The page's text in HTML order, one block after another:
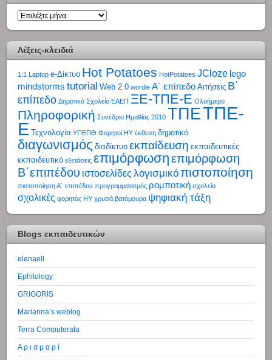
ΑΡΧΕΙΟ
Λέξεις-κλειδιά
1:1 Laptop e-Δίκτυο Hot Potatoes HotPotatoes JCloze lego
mindstorms tutorial Web 2.0 wordle Α΄ επίπεδο Αιτήσεις Β΄
επίπεδο Δημοτικό Σχολείο ΕΑΕΠ ΞΕ-ΤΠΕ-Ε Ολοήμερο
Πληροφορική Συνέδριο Ημαθίας 2010 ΤΠΕΤΠΕ-
Ε Τεχνολογία ΥΠΕΠΘ Φορητοί ΗΥ έκθεση δημοτικό
διαγωνισμός διαδίκτυο εκπαίδευση εκπαιδευτικές
εκπαιδευτικό εξετάσεις επιμόρφωσηεπιμόρφωση
Β΄επιπέδου ιστοσελίδες λογισμικόπιστοποίηση
πιστοποίηση Α΄ επιπέδου προγραμματισμός ρομποτική σχολείο
σχολικές φορητός ΗΥ χρυσά βατόμουρα ψηφιακή τάξη
Blogs εκπαιδευτικών
elenaell
Ephilology
GRIGORIS
Marianna’s weblog
Terra Computerata
Α ρ ι σ μ α ρ ί